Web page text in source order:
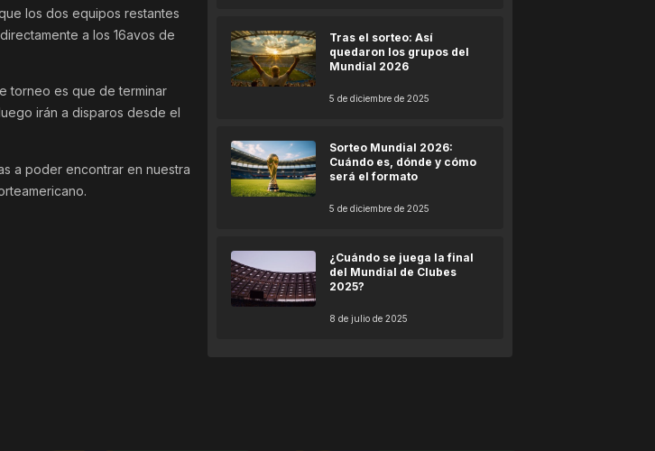
los dos equipos restantes
a los 16avos de
torneo es que de terminar
irán a disparos desde el
a poder encontrar en nuestra
Tras el sorteo: Así
quedaron los grupos del
Mundial 2026
5 de diciembre de 2025
Sorteo Mundial 2026:
Cuándo es, dónde y cómo
será el formato
5 de diciembre de 2025
¿Cuándo se juega la final
del Mundial de Clubes
2025?
8 de julio de 2025